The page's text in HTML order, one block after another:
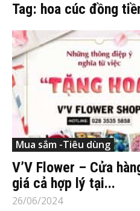
Tag: hoa cúc đồng
Mua sắm -Tiêu dùng
V’V Flower – Cửa
giá cả hợp lý tại...
26/06/2024